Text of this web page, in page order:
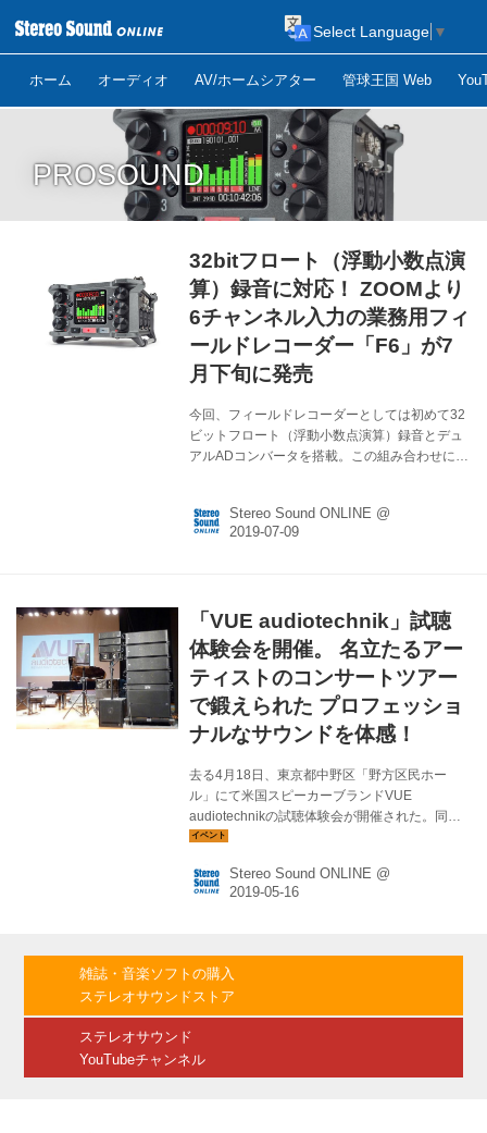
ホーム オーディオ AV/ホームシアター 管球王国 Web
Select Language ▼
PROSOUND
32bitフロート（浮動小数点演
算）録音に対応！ ZOOMより
6チャンネル入力の業務用フィ
ールドレコーダー「F6」が7
月下旬に発売
今回、フィールドレコーダーとしては初めて32
ビットフロート（浮動小数点演算）録音とデュ
アルADコンバータを搭載。この組み合わせによ
のインプット、正確無比なタイムコード、選択
可能な電源オプションや、ワイヤレスコントロ
ダー 株式会社ズームは、32bitフロート録音に対
応した、6チャンネル入力の業務用フィールドレ
コーダー「F6」を7月下旬に発売する。これま
でも多くのプロ用フィー...
Stereo Sound ONLINE @
「VUE audiotechnik」試聴
体験会を開催。 名立たるアー
ティストのコンサートツアー
で鍛えられた プロフェッショ
ナルなサウンドを体感！
去る4月18日、東京都中野区「野方区民ホー
ル」にて米国スピーカーブランドVUE
audiotechnikの試聴体験会が開催された。同ブ
ランドはJanet JacksonやRihanaといった名立
され、音質はもちろんプロの現場での厳しい使
用環境にも対応するなど、その実力に関しては
ライブコンサートから常設設備まで まずは開会
の挨拶として、日本エレクトロ・ハーモニック
Stereo Sound ONLINE @
雑誌・音楽ソフトの購入
ステレオサウンドストア
ステレオサウンド
YouTubeチャンネル